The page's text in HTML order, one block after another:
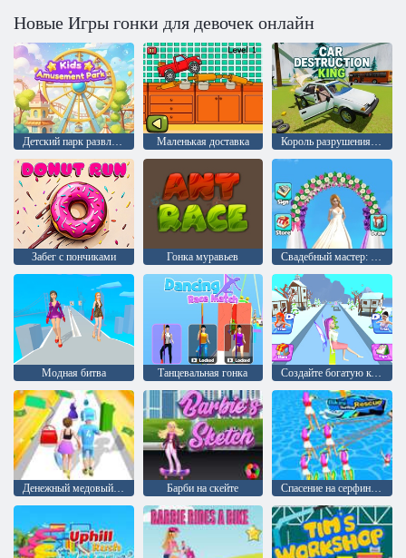
Новые Игры гонки для девочек онлайн
Маленькая доставка
Забег с пончиками Гонка муравьев Свадебный мастер: Гонка по мосту
Модная битва Танцевальная гонка Создайте богатую королеву
Денежный медовый путь Барби на скейте Спасение на серфинге в бикини